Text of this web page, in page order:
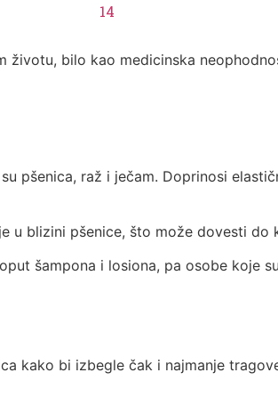
14
životu, bilo kao medicinska
pšenica, raž i ječam. Doprinosi
u blizini pšenice, što može dovesti do
šampona i losiona, pa osobe koje
kako bi izbegle čak i najmanje